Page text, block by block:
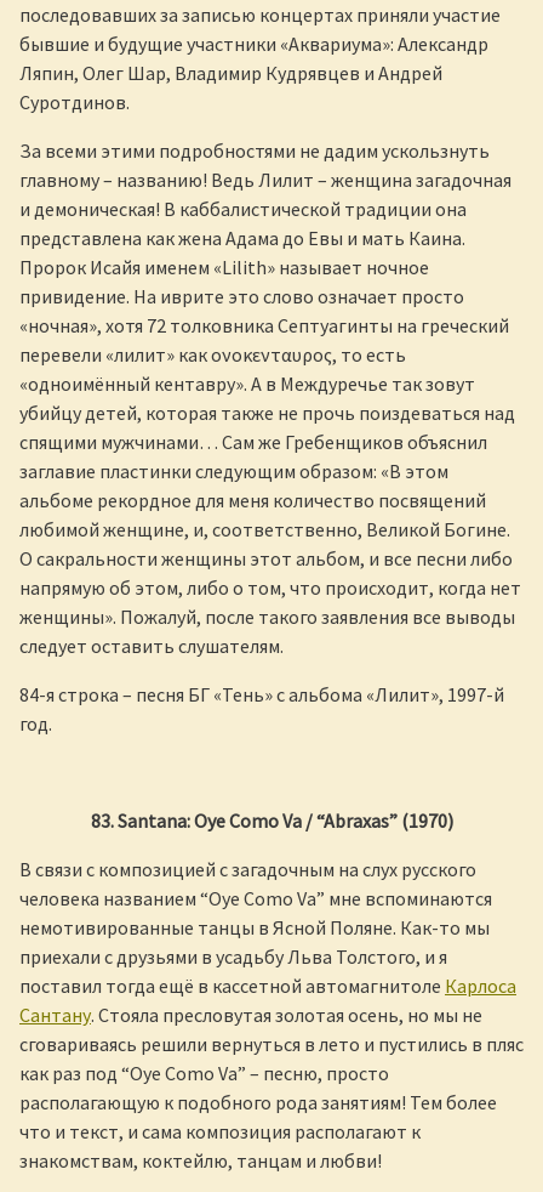
последовавших за записью концертах приняли участие
бывшие и будущие участники «Аквариума»: Александр
Ляпин, Олег Шар, Владимир Кудрявцев и Андрей
Суротдинов.
За всеми этими подробностями не дадим ускользнуть
главному – названию! Ведь Лилит – женщина загадочная
и демоническая! В каббалистической традиции она
представлена как жена Адама до Евы и мать Каина.
Пророк Исайя именем «Lilith» называет ночное
привидение. На иврите это слово означает просто
«ночная», хотя 72 толковника Септуагинты на греческий
перевели «лилит» как ονοκενταυρος, то есть
«одноимённый кентавру». А в Междуречье так зовут
убийцу детей, которая также не прочь поиздеваться над
спящими мужчинами… Сам же Гребенщиков объяснил
заглавие пластинки следующим образом: «В этом
альбоме рекордное для меня количество посвящений
любимой женщине, и, соответственно, Великой Богине.
О сакральности женщины этот альбом, и все песни либо
напрямую об этом, либо о том, что происходит, когда нет
женщины». Пожалуй, после такого заявления все выводы
следует оставить слушателям.
84-я строка – песня БГ «Тень» с альбома «Лилит», 1997-й
год.
83. Santana: Oye Como Va / “Abraxas” (1970)
В связи с композицией с загадочным на слух русского
человека названием “Oye Como Va” мне вспоминаются
немотивированные танцы в Ясной Поляне. Как-то мы
приехали с друзьями в усадьбу Льва Толстого, и я
поставил тогда ещё в кассетной автомагнитоле Карлоса
Сантану. Стояла пресловутая золотая осень, но мы не
сговариваясь решили вернуться в лето и пустились в пляс
как раз под “Oye Como Va” – песню, просто
располагающую к подобного рода занятиям! Тем более
что и текст, и сама композиция располагают к
знакомствам, коктейлю, танцам и любви!